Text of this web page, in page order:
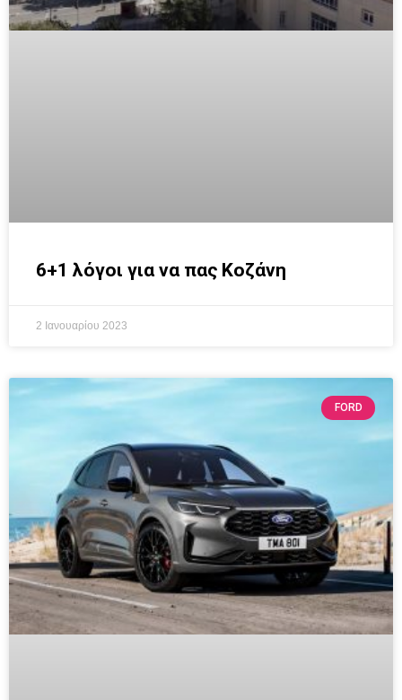
6+1 λόγοι για να πας Κοζάνη
2 Ιανουαρίου 2023
FORD